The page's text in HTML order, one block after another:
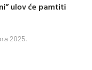
ulov će pamtiti
2025.